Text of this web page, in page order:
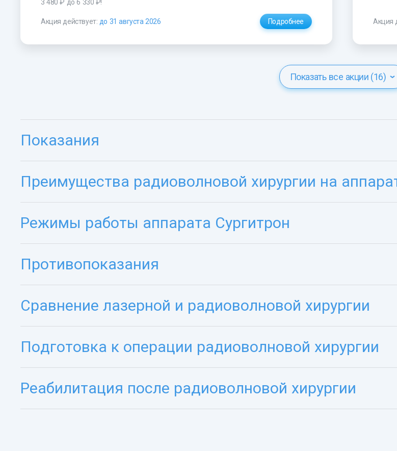
3 480 ₽ до6 330 ₽!
Акция действует: до 31 августа 2026 Подробнее Акция
Показать все акции (16)
Показания
Преимущества радиоволновой хирургии на
Режимы работы аппарата Сургитрон
Противопоказания
Сравнение лазерной и радиоволновой хирургии
Подготовка к операции радиоволновой хирургии
Реабилитация после радиоволновой хирургии